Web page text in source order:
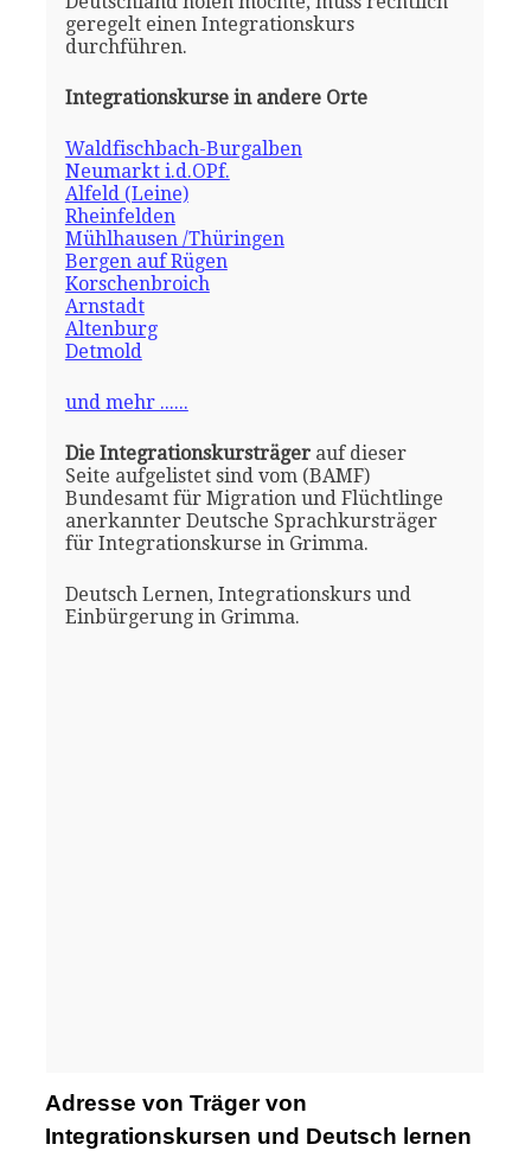
geregelt einen Integrationskurs
durchführen.
Integrationskurse in andere Orte
Waldfischbach-Burgalben
Neumarkt i.d.OPf.
Alfeld (Leine)
Rheinfelden
Mühlhausen /Thüringen
Bergen auf Rügen
Korschenbroich
Arnstadt
Altenburg
Detmold
und mehr ......
Die Integrationskursträgerauf dieser
Seite aufgelistet sind vom (BAMF)
Bundesamt für Migration und Flüchtlinge
anerkannter Deutsche Sprachkursträger
für Integrationskurse in Grimma.
Deutsch Lernen, Integrationskurs und
Einbürgerung in Grimma.
Adresse von Träger von
Integrationskursen und Deutsch lernen